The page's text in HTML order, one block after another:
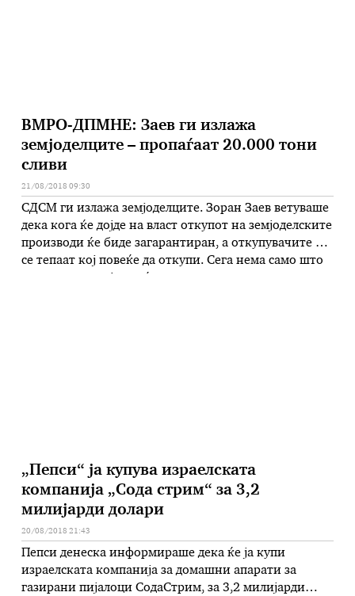
ВМРО-ДПМНЕ: Заев ги излажа
земјоделците – пропаѓаат 20.000 тони
сливи
21/08/2018 09:30
СДСМ ги излажа земјоделците. Зоран Заев ветуваше
дека кога ќе дојде на власт откупот на земјоделските
производи ќе биде загарантиран, а откупувачите ќе
се тепаат кој повеќе да откупи. Сега нема само што
„Пепси“ ја купува израелската
компанија „Сода стрим“ за 3,2
милијарди долари
20/08/2018 21:43
Пепси денеска информираше дека ќе ја купи
израелската компанија за домашни апарати за
газирани пијалоци СодаСтрим, за 3,2 милијарди